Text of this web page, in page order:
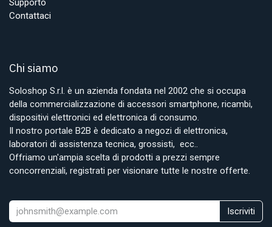
Contattaci
Chi siamo
Soloshop S.r.l. è un azienda fondata nel 2002 che si occupa
della commercializzazione di accessori smartphone, ricambi,
dispositivi elettronici ed elettronica di consumo.
Il nostro portale B2B è dedicato a negozi di elettronica,
laboratori di assistenza tecnica, grossisti, ecc..
Offriamo un'ampia scelta di prodotti a prezzi sempre
concorrenziali, registrati per visionare tutte le nostre offerte.
Iscriviti